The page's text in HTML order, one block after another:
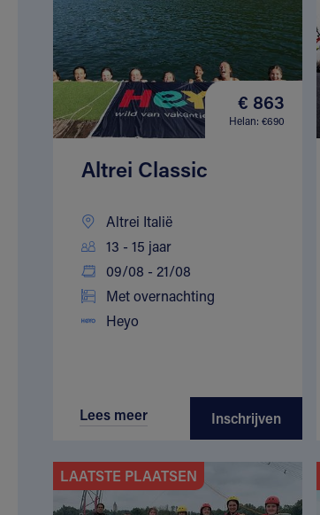
€ 863
Helan: €690
Altrei Classic
Altrei Italië
13 - 15 jaar
09/08 - 21/08
Met overnachting
Heyo
Lees meer Inschrijven
LAATSTE PLAATSEN